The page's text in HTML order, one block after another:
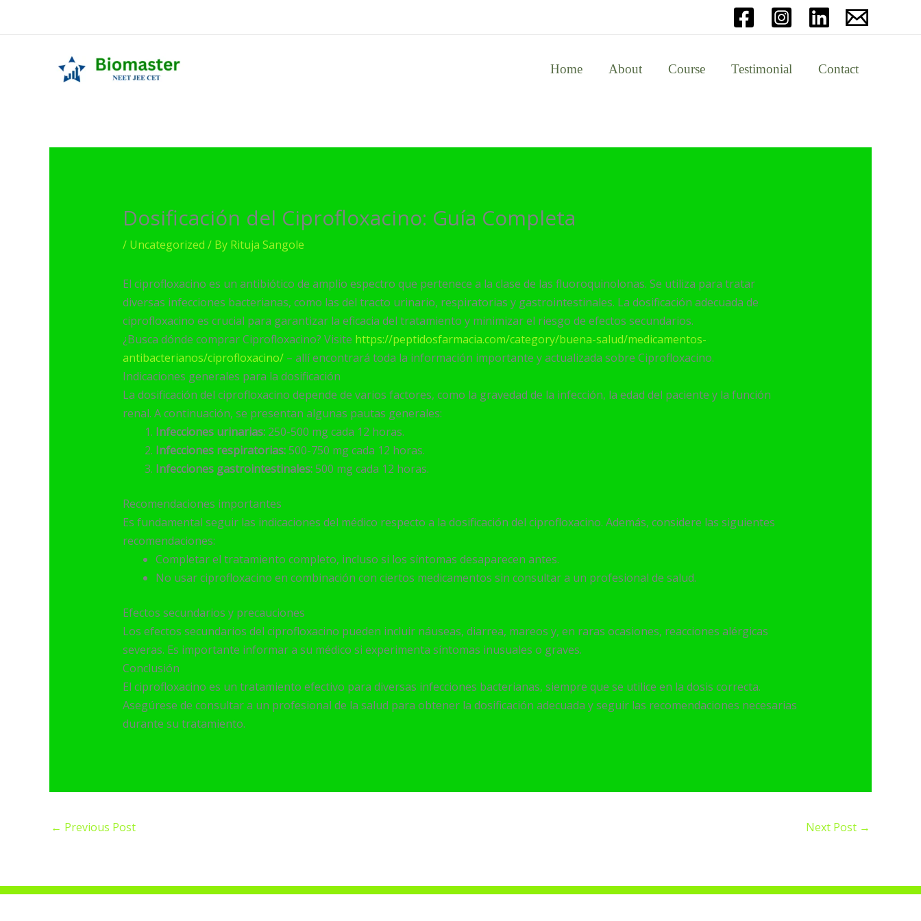
Home About Course Testimonial Contact
Dosificación del Ciprofloxacino: Guía Completa
/ Uncategorized / By Rituja Sangole
El ciprofloxacino es un antibiótico de amplio espectro que pertenece a la clase de las fluoroquinolonas. Se utiliza para tratar
diversas infecciones bacterianas, como las del tracto urinario, respiratorias y gastrointestinales. La dosificación adecuada de
ciprofloxacino es crucial para garantizar la eficacia del tratamiento y minimizar el riesgo de efectos secundarios.
¿Busca dónde comprar Ciprofloxacino? Visite https://peptidosfarmacia.com/category/buena-salud/medicamentos-
antibacterianos/ciprofloxacino/– allí encontrará toda la información importante y actualizada sobre Ciprofloxacino.
Indicaciones generales para la dosificación
La dosificación del ciprofloxacino depende de varios factores, como la gravedad de la infección, la edad del paciente y la función
renal. A continuación, se presentan algunas pautas generales:
Infecciones urinarias:250-500 mg cada 12 horas.
Infecciones respiratorias:500-750 mg cada 12 horas.
Infecciones gastrointestinales:500 mg cada 12 horas.
Recomendaciones importantes
Es fundamental seguir las indicaciones del médico respecto a la dosificación del ciprofloxacino. Además, considere las siguientes
recomendaciones:
Completar el tratamiento completo, incluso si los síntomas desaparecen antes.
No usar ciprofloxacino en combinación con ciertos medicamentos sin consultar a un profesional de salud.
Efectos secundarios y precauciones
Los efectos secundarios del ciprofloxacino pueden incluir náuseas, diarrea, mareos y, en raras ocasiones, reacciones alérgicas
severas. Es importante informar a su médico si experimenta síntomas inusuales o graves.
Conclusión
El ciprofloxacino es un tratamiento efectivo para diversas infecciones bacterianas, siempre que se utilice en la dosis correcta.
Asegúrese de consultar a un profesional de la salud para obtener la dosificación adecuada y seguir las recomendaciones necesarias
durante su tratamiento.
← Previous Post Next Post →